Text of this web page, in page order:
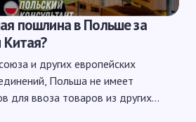
пошлина в Польше за
и других европейских
Польша не имеет
для ввоза товаров из других…